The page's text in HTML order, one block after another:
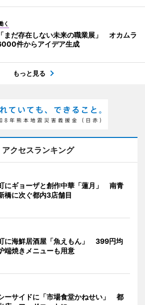
く
まだ存在しない未来の職業展」 オカムラ
件からアイデア生成
もっと見る
アクセスランキング
にギョーザと創作中華「蓮月」 南青
橋に次ぐ都内3店舗目
に海鮮居酒屋「魚えもん」 399円均
端焼きメニューも用意
ーサイドに「市場食堂かねせい」 都